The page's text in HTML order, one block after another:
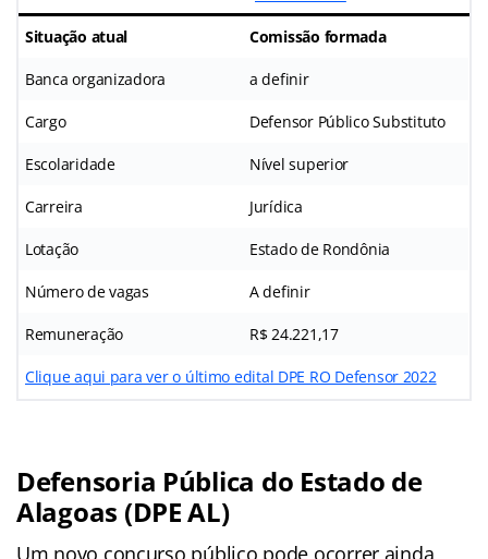
Situação atual Comissão formada
Banca organizadora a definir
Cargo Defensor Público Substituto
Escolaridade Nível superior
Carreira Jurídica
Lotação Estado de Rondônia
Número de vagas A definir
Remuneração R$ 24.221,17
Clique aqui para ver o último edital DPE RO Defensor 2022
Defensoria Pública do Estado de
Alagoas (DPE AL)
Um novo concurso público pode ocorrer ainda